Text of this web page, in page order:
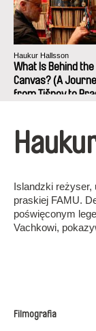
Haukur Hallsson
What Is Behind the
Canvas? (A
from Tišnov to
paintings)
Islandzki reżyser,
praskiej FAMU.
poświęconym
Vachkowi,
Filmografia